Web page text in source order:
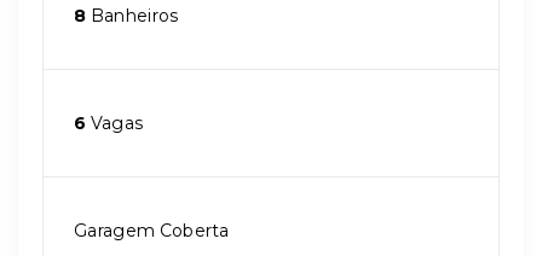
8 Banheiros
6 Vagas
Garagem Coberta